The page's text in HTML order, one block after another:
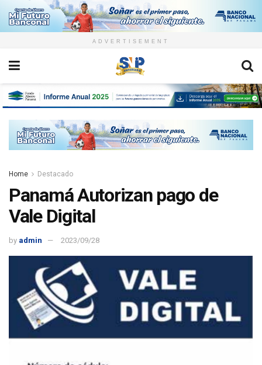
ADVERTISEMENT
Home Destacado
Panamá Autorizan pago de
Vale Digital
by admin 2023/09/28